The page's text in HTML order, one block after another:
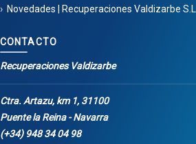
Novedades | Recuperaciones Valdizarbe S.L.
CONTACTO
Recuperaciones Valdizarbe
Ctra. Artazu, km 1, 31100
Puente la Reina - Navarra
(+34) 948 34 04 98